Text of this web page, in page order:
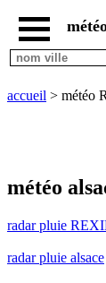
accueil
radar
REXINGEN
radar
pluie
carte
météo
france
accueil > météo
météo
radar pluie
radar pluie alsace